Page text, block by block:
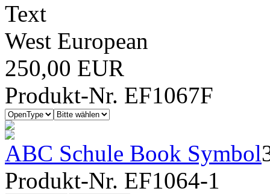
Text
West European
250,00 EUR
Produkt-Nr. EF1067F
ABC Schule Book Symbol
Produkt-Nr. EF1064-1